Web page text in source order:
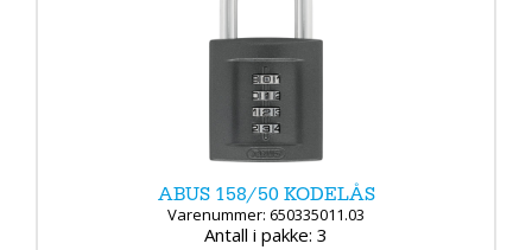
ABUS 158/50 KODELÅS
Varenummer: 650335011.03
Antall i pakke: 3